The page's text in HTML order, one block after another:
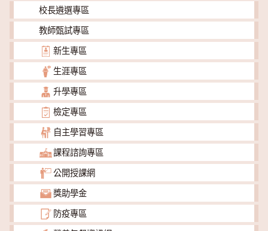
校長遴選專區
教師甄試專區
新生專區
生涯專區
升學專區
檢定專區
自主學習專區
課程諮詢專區
公開授課網
獎助學金
防疫專區